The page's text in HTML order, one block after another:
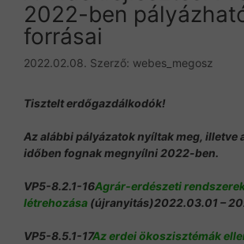
2022-ben
forrásai
2022.02.08. Szerző: webes_megosz
Tisztelt erdőgazdálkodók!
Az alábbi pályázatok nyíltak meg, illetve
időben fognak megnyílni 2022-ben.
VP5-8.2.1-16Agrár-erdészeti
létrehozása (újranyitás)2022.03.01 –
VP5-8.5.1-17Az erdei ökoszisztémák